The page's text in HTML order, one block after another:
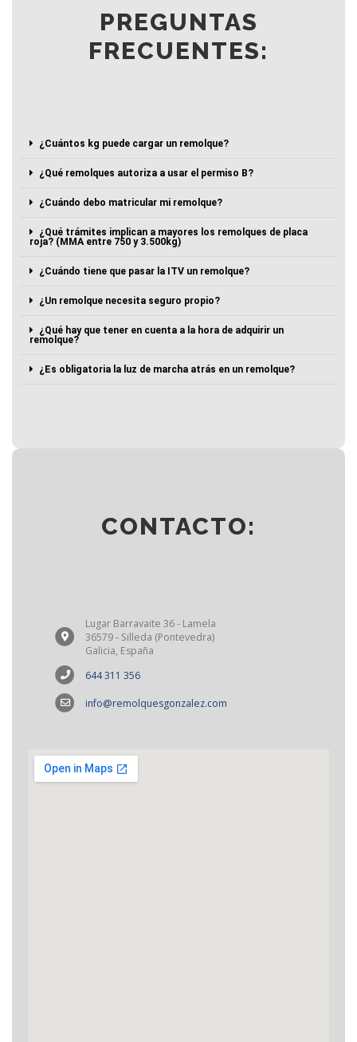
PREGUNTAS
FRECUENTES:
¿Cuántos kg puede cargar un remolque?
¿Qué remolques autoriza a usar el permiso B?
¿Cuándo debo matricular mi remolque?
¿Qué trámites implican a mayores los remolques de placa
roja? (MMA entre 750 y 3.500kg)
¿Cuándo tiene que pasar la ITV un remolque?
¿Un remolque necesita seguro propio?
¿Qué hay que tener en cuenta a la hora de adquirir un
remolque?
¿Es obligatoria la luz de marcha atrás en un remolque?
CONTACTO:
Lugar Barravaite 36 - Lamela
36579 - Silleda (Pontevedra)
Galicia, España
644 311 356
info@remolquesgonzalez.com